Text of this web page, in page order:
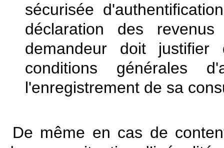
sécurisée
déclaration des
demandeur doit
conditions générales
l'enregistrement de sa
De même en cas de